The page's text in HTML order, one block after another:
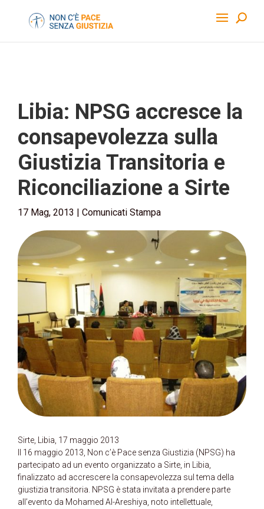
Libia: NPSG accresce la
consapevolezza sulla
Giustizia Transitoria e
Riconciliazione a Sirte
17 Mag, 2013 | Comunicati Stampa
Sirte, Libia, 17 maggio 2013
Il 16 maggio 2013, Non c’è Pace senza Giustizia (NPSG) ha
partecipato ad un evento organizzato a Sirte, in Libia,
finalizzato ad accrescere la consapevolezza sul tema della
giustizia transitoria. NPSG è stata invitata a prendere parte
all’evento da Mohamed Al-Areshiya, noto intellettuale,